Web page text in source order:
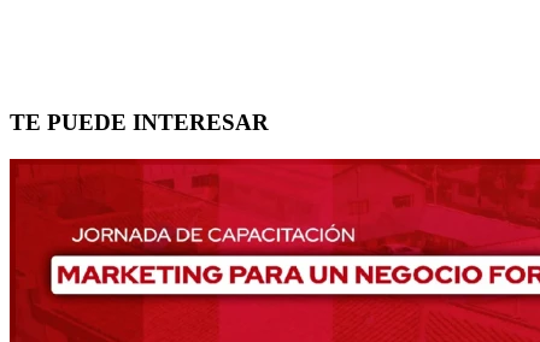
TE PUEDE INTERESAR